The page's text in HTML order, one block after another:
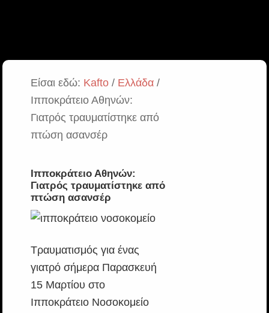
Είσαι εδώ: Kafto/ Ελλάδα/
Ιπποκράτειο Αθηνών:
Γιατρός τραυματίστηκε από
πτώση ασανσέρ
Ιπποκράτειο Αθηνών:
Γιατρός τραυματίστηκε από
πτώση ασανσέρ
Τραυματισμός για ένας
γιατρό σήμερα Παρασκευή
15 Μαρτίου στο
Ιπποκράτειο Νοσοκομείο